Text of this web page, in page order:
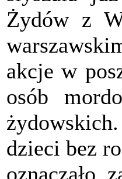
Żydów z
akcje w
osób
dzieci bez
oznaczało